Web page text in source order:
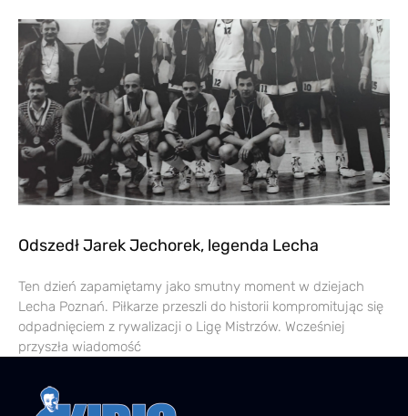
Odszedł Jarek Jechorek, legenda Lecha
Ten dzień zapamiętamy jako smutny moment w dziejach
Lecha Poznań. Piłkarze przeszli do historii kompromitując się
odpadnięciem z rywalizacji o Ligę Mistrzów. Wcześniej
przyszła wiadomość